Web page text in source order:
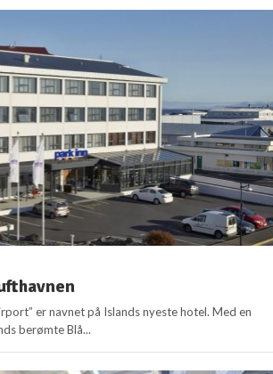
er navnet på Islands nyeste hotel. Med en
berømte Blå...